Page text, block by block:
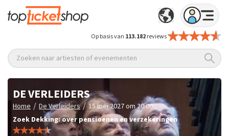
Op basis van 113.182reviews
Zoeken naar artiesten of evenementen
DE VERLEIDERS
Home / De Verleiders / 15 mei 2027 om 20:00
Zoek Dekking: over pensioenen en verzekeringen